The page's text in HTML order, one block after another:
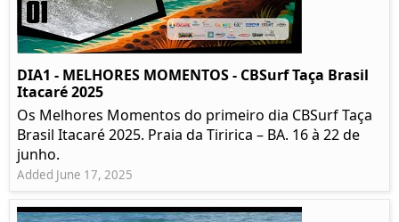
DIA1 - MELHORES MOMENTOS - CBSurf Taça Brasil
Itacaré 2025
Os Melhores Momentos do primeiro dia CBSurf Taça
Brasil Itacaré 2025. Praia da Tiririca – BA. 16 à 22 de
junho.
Added June 17, 2025